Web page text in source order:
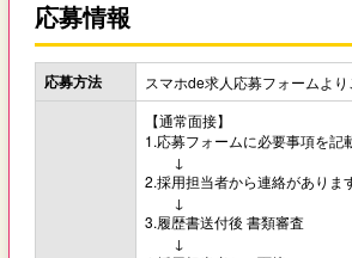
応募情報
応募方法 スマホde求人応募フォームより
【通常面接】
1.応募フォームに必要事項を記
↓
2.採用担当者から連絡があります
↓
3.履歴書送付後 書類審査
↓